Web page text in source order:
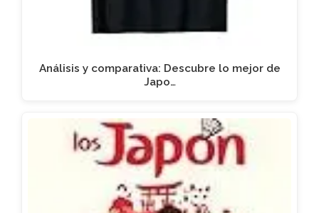
Análisis y comparativa: Descubre lo mejor de
Japo…